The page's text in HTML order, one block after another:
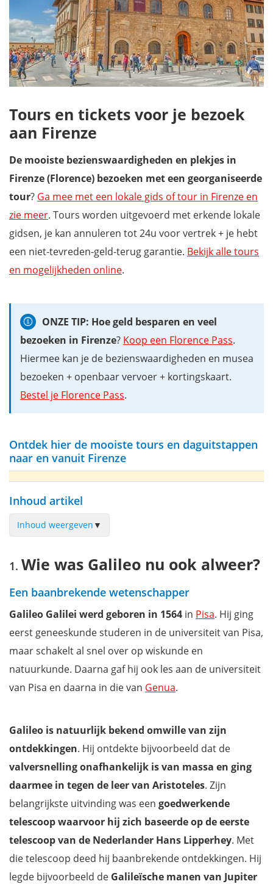
Tours en tickets voor je bezoek
aan Firenze
De mooiste bezienswaardigheden en plekjes in
Firenze (Florence) bezoeken met een georganiseerde
tour? Ga mee met een lokale gids of tour in Firenze en
zie meer. Tours worden uitgevoerd met erkende lokale
gidsen, je kan annuleren tot 24u voor vertrek + je hebt
een niet-tevreden-geld-terug garantie. Bekijk alle tours
en mogelijkheden online.
ONZE TIP: Hoe geld besparen en veel
bezoeken in Firenze? Koop een Florence Pass.
Hiermee kan je de bezienswaardigheden en musea
bezoeken + openbaar vervoer + kortingskaart.
Bestel je Florence Pass.
Ontdek hier de mooiste tours en daguitstappen
naar en vanuit Firenze
Inhoud artikel
Inhoud weergeven ▼
Het Galileomuseum in Florence bezoeken
Hoe kan ik tickets boeken voor het Galileomuseum?
Waar overnachten in Firenze?
Mis niets tijdens je bezoek aan Firenze met onze reisgids
Wie was Galileo nu ook alweer?
Een baanbrekende wetenschapper
Galileo Galilei werd geboren in 1564 in Pisa. Hij ging
eerst geneeskunde studeren in de universiteit van Pisa,
maar schakelt al snel over op wiskunde en
natuurkunde. Daarna gaf hij ook les aan de universiteit
van Pisa en daarna in die van Genua.
Galileo is natuurlijk bekend omwille van zijn
ontdekkingen. Hij ontdekte bijvoorbeeld dat de
valversnelling onafhankelijk is van massa en ging
daarmee in tegen de leer van Aristoteles. Zijn
belangrijkste uitvinding was een goedwerkende
telescoop waarvoor hij zich baseerde op de eerste
telescoop van de Nederlander Hans Lipperhey. Met
die telescoop deed hij baanbrekende ontdekkingen. Hij
legde bijvoorbeeld de Galileïsche manen van Jupiter